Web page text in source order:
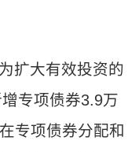
扩大有效投资的
专项债券3.9万
专项债券分配和